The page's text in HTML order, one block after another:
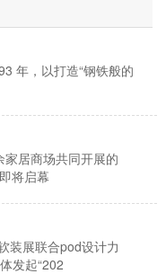
年，以打造“钢铁般的
居商场共同开展的
将启幕
装展联合pod设计力
发起“202